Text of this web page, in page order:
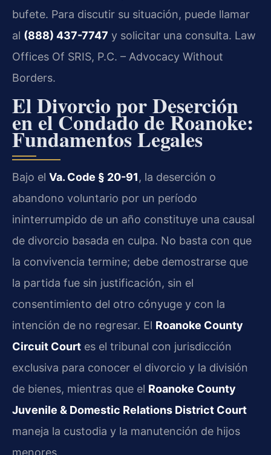
bufete. Para discutir su situación, puede llamar
al (888) 437-7747 y solicitar una consulta. Law
Offices Of SRIS, P.C. – Advocacy Without
Borders.
El Divorcio por Deserción
en el Condado de Roanoke:
Fundamentos Legales
Bajo el Va. Code § 20-91, la deserción o
abandono voluntario por un período
ininterrumpido de un año constituye una causal
de divorcio basada en culpa. No basta con que
la convivencia termine; debe demostrarse que
la partida fue sin justificación, sin el
consentimiento del otro cónyuge y con la
intención de no regresar. El Roanoke County
Circuit Court es el tribunal con jurisdicción
exclusiva para conocer el divorcio y la división
de bienes, mientras que el Roanoke County
Juvenile & Domestic Relations District Court
maneja la custodia y la manutención de hijos